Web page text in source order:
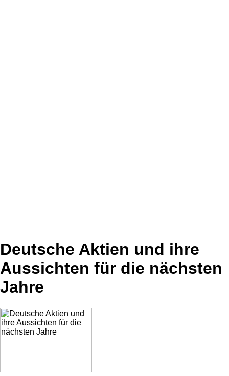
Deutsche Aktien und ihre
Aussichten für die nächsten
Jahre